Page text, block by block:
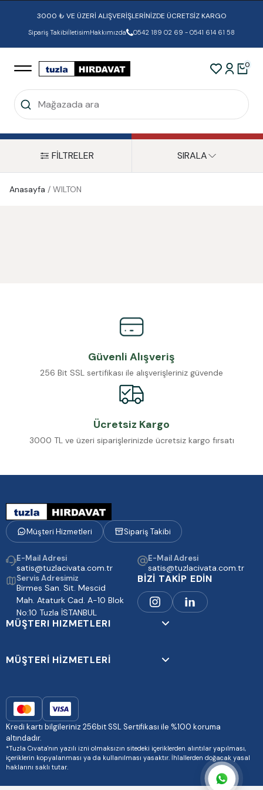
3000 ₺ VE ÜZERİ ALIŞVERİŞLERİNİZDE ÜCRETSİZ KARGO
Sipariş TakibiİletisimHakkımızda 0542 189 02 69 - 0541 614 61 58
0
FİLTRELER SIRALA
Anasayfa / WILTON
Güvenli Alışveriş
256 Bit SSL sertifikası ile alışverişleriniz güvende
Ücretsiz Kargo
3000 TL ve üzeri siparişlerinizde ücretsiz kargo fırsatı
Müşteri Hizmetleri Sipariş Takibi
E-Mail Adresi
satis@tuzlacivata.com.tr
E-Mail Adresi
satis@tuzlacivata.com.tr
Servis Adresimiz
Birmes San. Sit. Mescid
Mah. Ataturk Cad. A-10 Blok
No:10 Tuzla İSTANBUL
BİZİ TAKİP EDİN
MÜŞTERI HIZMETLERI
MÜŞTERİ HİZMETLERİ
Kredi kartı bilgileriniz 256bit SSL Sertifikası ile %100 koruma
altındadır.
*Tuzla Cıvata'nın yazılı izni olmaksızın sitedeki içeriklerden alıntılar yapılması,
içeriklerin kopyalanması ya da kullanılması yasaktır. İhlallerden doğacak yasal
haklarını saklı tutar.